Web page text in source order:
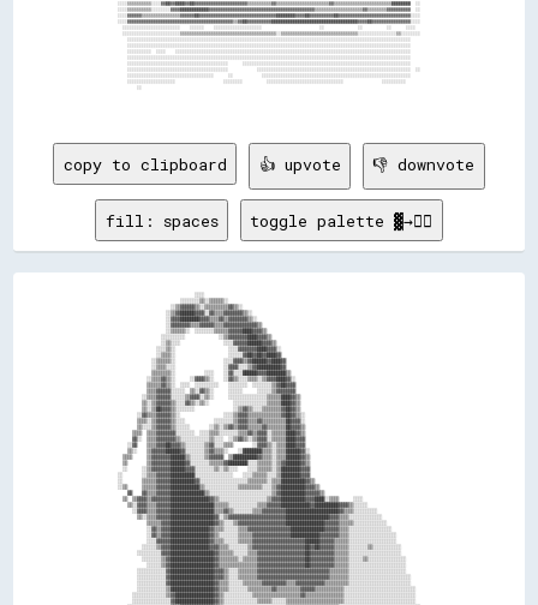
copy to clipboard 👍 upvote 👎 downvote
fill: spaces toggle palette ▓→✊🏽
                          ░░░░░░░░▒▒░░▒▒▒▒▒▒░░
                      ░░▒▒▓▓▓▓▓▓▒▒░░▒▒▒▒▒▒▒▒▒▒▓▓▒▒░░
                    ░░▒▒▓▓██████▓▓▓▓░░▓▓▒▒▒▒▓▓▓▓▓▓▓▓▒▒░░
                    ░░▓▓▓▓████████▓▓▓▓▒▒▒▒▓▓▒▒▓▓▓▓▓▓▓▓▒▒░░
                    ░░▓▓▓▓▓▓▓▓▒▒▒▒▓▓▓▓▓▓▒▒▒▒▓▓▓▓▓▓▓▓▓▓▓▓▓▓▒▒
                    ░░▒▒▒▒▒▒░░  ░░░░░░░░▒▒▒▒▒▒▓▓▓▓▓▓████▓▓▓▓▒▒
                  ░░░░░░░░░░              ░░▒▒▓▓▓▓▓▓▓▓████▓▓▓▓▒▒
                  ░░▒▒░░░░                  ░░░░▓▓▓▓▓▓██████▓▓▓▓▒▒
                ░░░░▒▒░░                      ░░░░▓▓▓▓▓▓▓▓████▓▓▓▓░░
                ░░▒▒▒▒░░                      ░░░░░░▓▓██▓▓██▓▓████▓▓
              ░░▒▒▒▒▒▒░░                    ░░░░▓▓▓▓▒▒▓▓██████▓▓████▓▓
              ░░▒▒▒▒░░░░                    ░░▓▓▓▓░░░░▒▒▓▓██████████▓▓
              ▒▒▒▒▒▒▒▒░░            ░░░░    ░░▓▓░░░░██████▓▓▓▓████████▒▒
            ░░▒▒▒▒▓▓▒▒░░      ░░▓▓▓▓▒▒░░    ░░▓▓▒▒░░░░▒▒▒▒░░▒▒▓▓▓▓████▓▓░░
            ▒▒▒▒▒▒▓▓▒▒░░  ░░░░  ░░░░░░░░░░    ░░░░░░░░  ░░░░░░░░▒▒▓▓██▓▓▓▓
            ▒▒▒▒▓▓▓▓▓▓░░░░░░  ▒▒░░▓▓▒▒░░      ░░░░░░      ░░░░░░▒▒▓▓▓▓▓▓▓▓
          ░░▒▒▒▒▓▓▓▓▓▓░░░░░░▒▒▓▓▓▓░░▒▒░░      ░░░░░░░░░░░░░░░░▒▒▒▒▒▒████▓▓▒▒
          ▒▒░░▒▒▓▓▓▓▓▓▒▒░░░░▓▓▒▒░░▒▒░░          ░░░░░░░░░░░░░░▒▒▒▒▒▒████▓▓▒▒
          ▒▒░░▒▒██▓▓▓▓▒▒░░░░░░░░                ░░▒▒▓▓▒▒░░░░▒▒▒▒▒▒▒▒▓▓██▓▓▒▒
        ░░▓▓▒▒▒▒▓▓▓▓▓▓▒▒░░                  ░░░░▒▒▓▓▓▓▒▒▒▒▒▒▒▒▒▒▒▒▒▒▓▓██▓▓▒▒░░
        ▒▒▒▒░░▒▒▓▓▓▓▓▓▒▒░░░░            ░░░░░░░░▒▒▓▓▓▓▒▒▒▒▓▓▒▒▒▒▒▒▒▒▒▒██▓▓▓▓░░
        ▒▒░░░░▒▒▓▓▓▓▓▓▒▒░░░░░░        ░░▒▒░░▒▒▓▓▒▒▓▓▓▓▒▒▒▒▒▒▓▓▒▒▒▒▒▒▒▒██▓▓▓▓▒▒
      ▒▒▒▒  ▒▒▒▒▓▓▓▓▓▓▓▓░░░░░░░░  ░░░░▒▒▒▒░░░░░░░░▒▒▒▒▓▓▒▒▓▓▓▓░░▒▒▒▒▒▒████▓▓▒▒
      ▓▓░░  ▒▒▒▒▓▓▓▓▓▓▓▓▒▒░░░░░░░░░░░░▒▒░░░░  ░░▒▒▓▓▒▒░░▒▒▓▓▓▓░░▒▒▒▒▒▒████▓▓▓▓
    ░░▓▓    ▒▒▒▒▓▓▓▓██▓▓▓▓▒▒░░░░░░░░▒▒▓▓░░░░▒▒▒▒        ░░▓▓▓▓▒▒░░▒▒▒▒████▓▓▓▓
    ▒▒░░    ▒▒▓▓▓▓▓▓██████▓▓░░░░░░░░▒▒▓▓▒▒▒▒░░    ░░████████▒▒▒▒░░▒▒▒▒██████▓▓░░
  ▒▒▒▒      ▒▒▓▓▓▓▓▓▓▓██████▒▒░░░░░░▒▒▓▓▓▓▓▓  ▒▒██████████▓▓▒▒▒▒░░▒▒▒▒██████▓▓▒▒
  ▒▒        ▒▒▓▓▓▓▓▓▓▓██████▓▓░░░░░░░░▒▒▒▒▒▒▓▓████████░░░░▒▒▒▒▒▒░░▒▒▓▓██████▓▓▒▒
  ░░      ░░▒▒▓▓▓▓▓▓▓▓██████▓▓▓▓░░░░░░░░▒▒░░▒▒░░░░    ░░░░▒▒▒▒▒▒░░▒▒████████▓▓▓▓
░░        ░░▒▒▒▒▓▓▓▓▓▓██████████░░░░░░░░░░░░░░░░    ░░░░▒▒▒▒▒▒░░░░▒▒████████▓▓▓▓
░░        ▒▒▒▒▒▒▓▓▓▓▓▓██████████▓▓░░░░░░░░░░░░░░░░░░░░▒▒▒▒▒▒▒▒░░▒▒▒▒██████████▓▓▒▒
░░▒▒      ▒▒▒▒▒▒▓▓▓▓▓▓████████████▒▒░░░░░░░░░░░░░░▒▒▒▒▒▒▒▒▒▒░░░░▒▒▓▓██████████▓▓▓▓▒▒
    ▓▓    ▓▓▒▒▒▒▓▓▓▓▓▓██████████████▒▒░░░░░░░░░░░░░░░░░░░░░░░░░░▒▒▓▓██████████▓▓▓▓▓▓▒▒
  ▒▒  ▒▒▓▓▓▓▒▒▓▓▓▓▓▓▓▓████████████████▓▓▒▒░░░░░░░░░░░░░░░░░░░░▒▒▓▓▓▓██████████▓▓▓▓████░░▒▒▒▒      ░░░░
    ▒▒░░▓▓▓▓▒▒▒▒▓▓▓▓▓▓██████████████████▒▒▒▒▒▒░░░░░░░░░░░░▒▒▒▒▓▓▓▓▓▓████████████▓▓██████████▓▓▓▓▒▒░░░░░░
      ░░▓▓▓▓▒▒▒▒▓▓▓▓▓▓██████████████████▒▒▒▒▓▓▒▒░░░░░░░░▒▒▒▒▓▓▓▓▓▓▓▓▓▓██████████████████████▓▓▒▒▒▒░░░░░░░░░░
        ▒▒░░▒▒▒▒▓▓▓▓▓▓██████████████████▓▓░░▒▒▓▓▓▓▓▓▓▓▓▓▓▓▓▓▓▓▓▓▓▓▓▓▓▓██████████████████▓▓▓▓▒▒▒▒░░░░░░░░░░░░░░
            ▒▒▒▒▒▒▓▓▓▓██████████████████▓▓▒▒░░░░▒▒▓▓▓▓▓▓▓▓▓▓▓▓▓▓▓▓▓▓▓▓████████████████▓▓▓▓▓▓▒▒▒▒▒▒░░░░░░░░░░░░░░
            ░░▓▓▒▒▓▓▓▓████████████████▓▓▒▒▒▒░░░░░░▒▒▒▒▓▓▓▓▓▓▓▓▓▓▓▓▓▓▓▓▓▓██████████████▓▓▓▓▓▓▒▒▒▒░░░░░░░░░░░░░░░░░░
            ░░▓▓▒▒▓▓▓▓████████████████▓▓▒▒░░░░░░░░▒▒▒▒▒▒▓▓▓▓▓▓▓▓▓▓▓▓▓▓▓▓████████████▓▓▓▓▓▓▓▓▒▒▒▒░░░░░░░░░░░░░░░░░░░░
            ░░░░▓▓▓▓▓▓████████████████▓▓▒▒▒▒░░░░░░▒▒▒▒▒▒▓▓▓▓▓▓▓▓▓▓▓▓▓▓▓▓▓▓▓▓▓▓██████▓▓▓▓▓▓▒▒▒▒▒▒░░░░░░░░░░░░░░░░░░░░
          ░░░░░░▒▒▓▓▓▓████████████████▓▓▓▓▒▒▒▒░░░░░░░░▒▒▓▓▓▓▓▓▓▓▓▓▓▓▓▓▓▓▓▓▓▓▓▓██▓▓██▓▓▓▓▓▓▒▒▒▒▒▒░░░░░░░░▒▒░░░░░░░░░░░░
        ░░░░░░░░░░▓▓▓▓██████████████████▓▓▒▒▒▒▒▒░░░░░░▒▒▒▒▓▓▓▓▓▓▓▓▓▓▓▓▓▓▓▓▓▓▓▓██▓▓▓▓▓▓▓▓▓▓▒▒▒▒▒▒░░░░░░░░░░░░░░░░░░░░░░
          ░░░░░░░░▒▒▓▓██████████████████▓▓▒▒▒▒▒▒▒▒░░▒▒▒▒▒▒▓▓▓▓▓▓▓▓▓▓▓▓▓▓▓▓▓▓▓▓██▓▓▓▓▓▓▓▓▓▓▒▒▒▒▒▒░░░░░░▒▒░░░░░░░░░░░░░░░░
            ░░░░░░▒▒▓▓██████████████████▓▓▒▒▒▒▒▒▒▒▒▒▒▒▒▒▒▒▓▓▓▓▓▓▓▓▓▓▓▓▓▓▓▓▓▓▓▓██▓▓▓▓▓▓▓▓▓▓▒▒▒▒▒▒░░░░░░░░░░░░░░░░░░░░░░░░
        ░░░░░░░░░░░░▓▓██████████████████▓▓▓▓▒▒░░░░▒▒▒▒▒▒▒▒▓▓▓▓▓▓▓▓▓▓▓▓▓▓▓▓▓▓▓▓▓▓▓▓▓▓▓▓▓▓▒▒▒▒▒▒▒▒░░░░░░░░░░░░░░░░░░░░░░░░
        ░░░░░░░░░░░░▓▓██████████████████▓▓▓▓▒▒░░░░▒▒▒▒▒▒▒▒▓▓▓▓▓▓▓▓▓▓▓▓▓▓▓▓▓▓▓▓▓▓▓▓▓▓▓▓▓▓▒▒▒▒▒▒▒▒░░░░░░░░░░░░░░░░░░░░░░░░░░
        ░░░░░░░░░░░░▓▓██████████████████▓▓▒▒▒▒░░░░░░▒▒▒▒▒▒▒▒▓▓▓▓▓▓▓▓▓▓▒▒▒▒▓▓▓▓▓▓▓▓▓▓▓▓▒▒▒▒▒▒▒▒▒▒░░░░░░░░░░░░░░░░░░░░░░░░░░
        ░░░░░░░░░░░░▒▒██████████████████▓▓▒▒▒▒░░░░░░░░▒▒▒▒▒▒▒▒▒▒▓▓▒▒▒▒▒▒▒▒▒▒▓▓▓▓▓▓▒▒▒▒▒▒▒▒▒▒▒▒░░░░░░░░░░░░░░░░░░░░░░░░░░░░░░
      ░░░░░░░░░░░░░░▒▒▓▓████████████████▓▓▒▒░░░░░░░░░░░░▒▒▒▒▒▒▒▒▒▒▒▒▒▒▒▒▒▒▒▒▓▓▒▒▒▒▒▒▒▒▒▒▒▒▒▒▒▒░░░░░░░░░░░░░░░░░░░░░░░░░░░░░░
      ░░░░░░░░░░░░░░░░▓▓████████████████▓▓▒▒░░░░░░░░░░░░░░▒▒▒▒▒▒░░░░░░▒▒▒▒▒▒▒▒▒▒▒▒▒▒▒▒▒▒▒▒▒▒▒▒░░░░░░░░░░░░░░░░░░░░░░░░░░░░░░